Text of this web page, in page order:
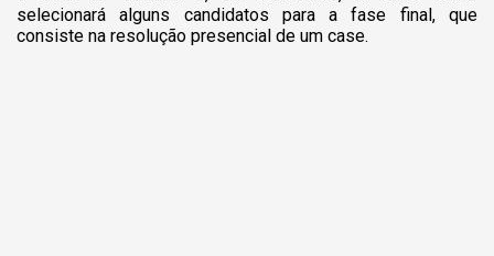
selecionará alguns candidatos para a fase final, que
consiste na resolução presencial de um case.